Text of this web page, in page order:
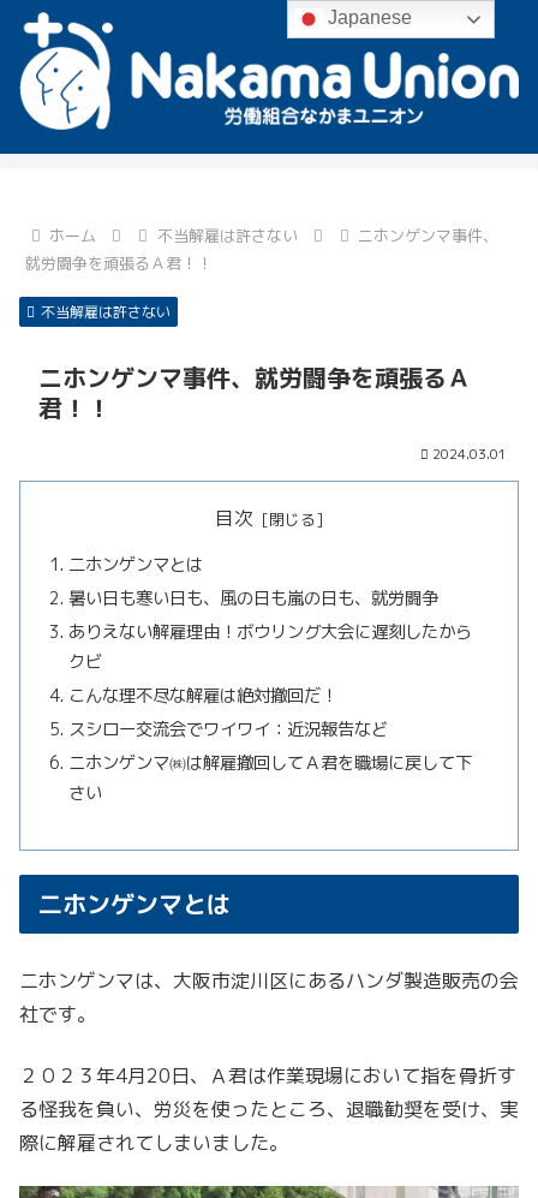
ホーム 不当解雇は許さない
ニホンゲンマ事件、
就労闘争を頑張るＡ君！！
不当解雇は許さない
ニホンゲンマ事件、就労闘争を頑張るＡ
君！！
2024.03.01
目次
二ホンゲンマとは
暑い日も寒い日も、風の日も嵐の日も、就労闘争
ありえない解雇理由！ボウリング大会に遅刻したから
クビ
こんな理不尽な解雇は絶対撤回だ！
スシロー交流会でワイワイ：近況報告など
ニホンゲンマ㈱は解雇撤回してＡ君を職場に戻して下
さい
二ホンゲンマとは
ニホンゲンマは、大阪市淀川区にあるハンダ製造販売の会
社です。
２０２３年4月20日、Ａ君は作業現場において指を骨折す
る怪我を負い、労災を使ったところ、退職勧奨を受け、実
際に解雇されてしまいました。
Japanese